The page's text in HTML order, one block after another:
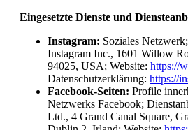
Eingesetzte Dienste und
Instagram: Soziales
Instagram Inc., 1601 Willow
94025, USA; Website: https://
Datenschutzerklärung: https://
Facebook-Seiten: Profile
Netzwerks Facebook;
Ltd., 4 Grand Canal Square,